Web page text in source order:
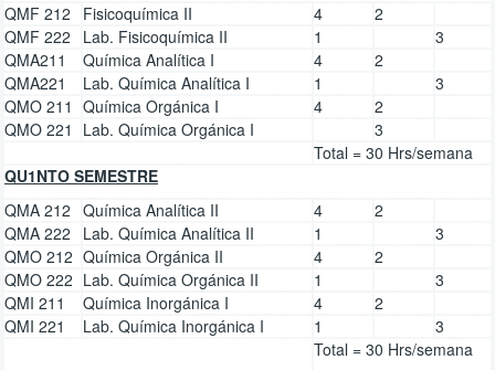
QMF 212
Fisicoquímica II 4
2
QMF 222
Lab. Fisicoquímica II 1
3
QMA211
Química Analítica I 4
2
QMA221
Lab. Química Analítica I 1
3
QMO 211 Química Orgánica I 4
2
QMO 221
Lab. Química Orgánica I
3
Total = 30 Hrs/semana
QU1NTO SEMESTRE
QMA 212 Química Analítica II 4
2
QMA 222
Lab. Química Analítica II 1
3
QMO 212 Química Orgánica II 4
2
QMO 222 Lab. Química Orgánica II 1
3
QMI 211
Química Inorgánica I 4
2
QMI 221
Lab. Química Inorgánica I 1
3
Total = 30 Hrs/semana